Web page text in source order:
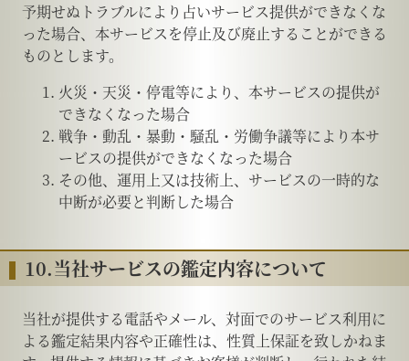
予期せぬトラブルにより占いサービス提供ができなくな
った場合、本サービスを停止及び廃止することができる
ものとします。
火災・天災・停電等により、本サービスの提供が
できなくなった場合
戦争・動乱・暴動・騒乱・労働争議等により本サ
ービスの提供ができなくなった場合
その他、運用上又は技術上、サービスの一時的な
中断が必要と判断した場合
10.当社サービスの鑑定内容について
当社が提供する電話やメール、対面でのサービス利用に
よる鑑定結果内容や正確性は、性質上保証を致しかねま